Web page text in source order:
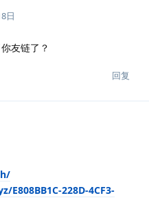
日
友链了？
回复
228D-4CF3-